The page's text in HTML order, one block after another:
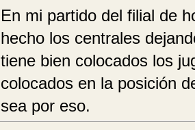
En mi partido del filial de
hecho los centrales
tiene bien colocados los
colocados en la posición
sea por eso.